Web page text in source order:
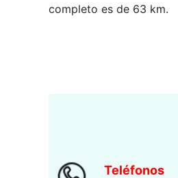
Teléfonos
completo es de 63 km.